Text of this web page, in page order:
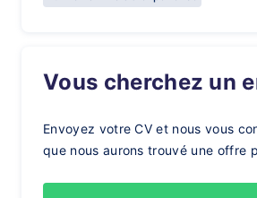
Vous cherchez un
Envoyez votre CV et nous vous
que nous aurons trouvé une offre